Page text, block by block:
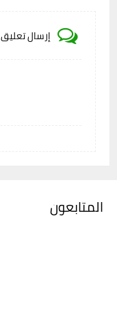
إرسال تعليق
المتابعون